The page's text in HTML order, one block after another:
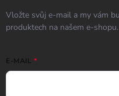
Vložte svůj e-mail a my vám
produktech na našem e-shopu.
E-MAIL